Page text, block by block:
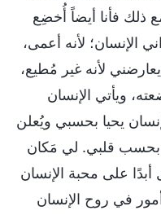
ذلك فأنا أيضاً أُخضِع
الإنسان؛ لأنه أعمى،
لأنه غير مُطيع،
ويأتي الإنسان
يحيا بحسبي ويُعلن
بحسب قلبي. لي مَكان
على محبة الإنسان
في روح الإنسان